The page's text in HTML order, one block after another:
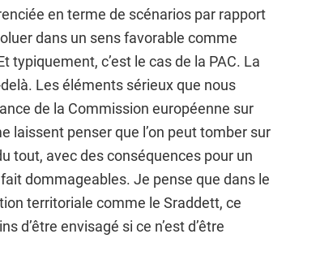
en terme de scénarios par rapport
dans un sens favorable comme
typiquement, c’est le cas de la PAC. La
Les éléments sérieux que nous
de la Commission européenne sur
laissent penser que l’on peut tomber sur
tout, avec des conséquences pour un
dommageables. Je pense que dans le
territoriale comme le Sraddett, ce
d’être envisagé si ce n’est d’être